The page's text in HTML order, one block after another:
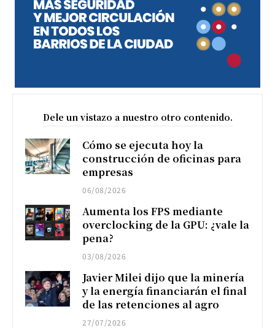
Dele un vistazo a nuestro otro contenido.
Cómo se ejecuta hoy la
construcción de oficinas para
empresas
06/08/2026
Aumenta los FPS mediante
overclocking de la GPU: ¿vale la
pena?
03/08/2026
Javier Milei dijo que la minería
y la energía financiarán el final
de las retenciones al agro
27/07/2026